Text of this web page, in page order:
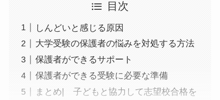
目次
しんどいと感じる原因
大学受験の保護者の悩みを対処する方法
保護者ができるサポート
保護者ができる受験に必要な準備
まとめ| 子どもと協力して志望校合格を